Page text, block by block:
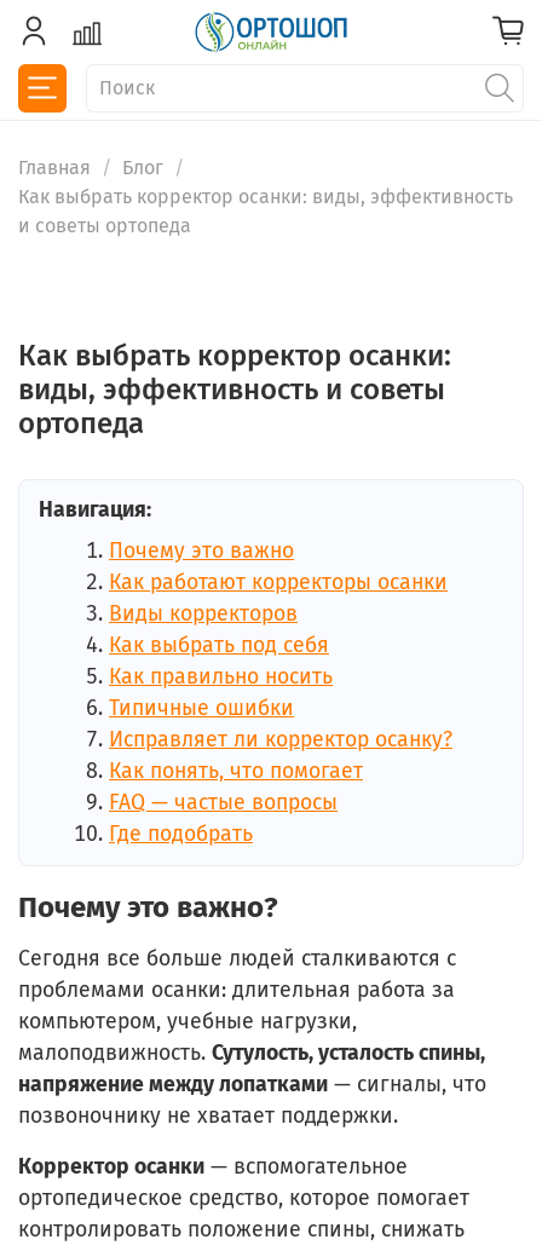
Главная
Блог
Как выбрать корректор осанки: виды, эффективность
и советы ортопеда
Как выбрать корректор осанки:
виды, эффективность и советы
ортопеда
Навигация:
Почему это важно
Как работают корректоры осанки
Виды корректоров
Как выбрать под себя
Как правильно носить
Типичные ошибки
Исправляет ли корректор осанку?
Как понять, что помогает
FAQ — частые вопросы
Где подобрать
Почему это важно?
Сегодня все больше людей сталкиваются с
проблемами осанки: длительная работа за
компьютером, учебные нагрузки,
малоподвижность. Сутулость, усталость спины,
напряжение между лопатками — сигналы, что
позвоночнику не хватает поддержки.
Корректор осанки — вспомогательное
ортопедическое средство, которое помогает
контролировать положение спины, снижать